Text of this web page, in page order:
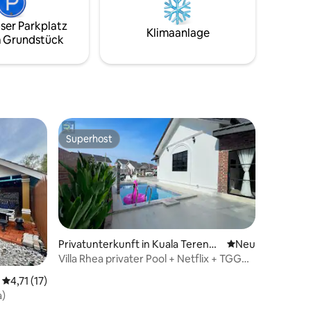
dieParkplatz
Grundstück
Klimaanlage
Durchschnittliche Bewertung: 4,71 von 5, 17 Bewertungen
4,71 (17)
Superhost
Superhost
Privatunterkunft in Kuala Terengg
anu
Neue Unterkunft
Neu
Villa Rhea privater Pool + Netflix + TGG